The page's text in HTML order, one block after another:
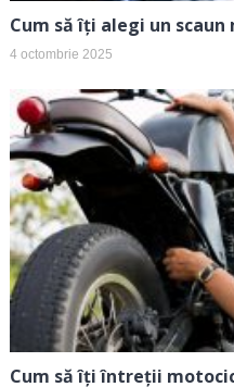
Cum să îți alegi un
4 octombrie 2025
Cum să îți întreții